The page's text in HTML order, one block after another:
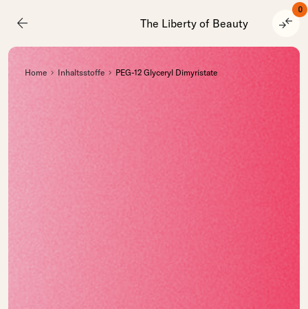
arrow_back The Liberty of Beauty compare_arrows
0
Home Inhaltsstoffe PEG-12 Glyceryl Dimyristate